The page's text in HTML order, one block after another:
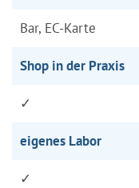
Bar, EC-Karte
Shop in der Praxis
✓
eigenes Labor
✓